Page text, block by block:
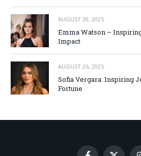
AUGUST 30, 2025
Emma Watson –
Impact
AUGUST 26, 2025
Sofia Vergara: Inspiring
Fortune